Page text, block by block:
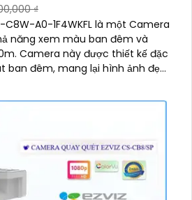
₫
A0-1F4WKFL là một Camera
năng xem màu ban đêm và
đặc
ban đêm, mang lại hình ảnh đẹp